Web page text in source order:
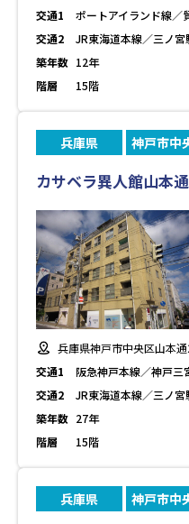
交通1
ポートアイランド線／
交通2
JR東海道本線／三ノ
築年数 12年
階層
15階
兵庫県 神戸市中
カサベラ異人館山本通
兵庫県神戸市中央区山本
交通1
阪急神戸本線／神戸三
交通2
JR東海道本線／三ノ
築年数 27年
階層
15階
兵庫県 神戸市中